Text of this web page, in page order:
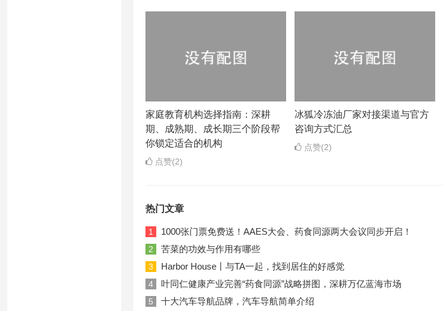
家庭教育机构选择指南：深耕
期、成熟期、成长期三个阶段帮
你锁定适合的机构
点赞(2)
冰狐冷冻油厂家对接渠道与官方
咨询方式汇总
点赞(2)
热门文章
1 1000张门票免费送！AAES大会、药食同源两大会议同步开启！
2 苦菜的功效与作用有哪些
3 Harbor House丨与TA一起，找到居住的好感觉
4 叶同仁健康产业完善“药食同源”战略拼图，深耕万亿蓝海市场
5 十大汽车导航品牌，汽车导航简单介绍